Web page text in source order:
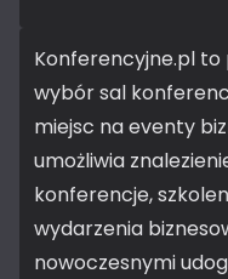
Konferencyjne.pl
wybór sal
miejsc na eventy
umożliwia
konferencje,
wydarzenia
nowoczesnymi